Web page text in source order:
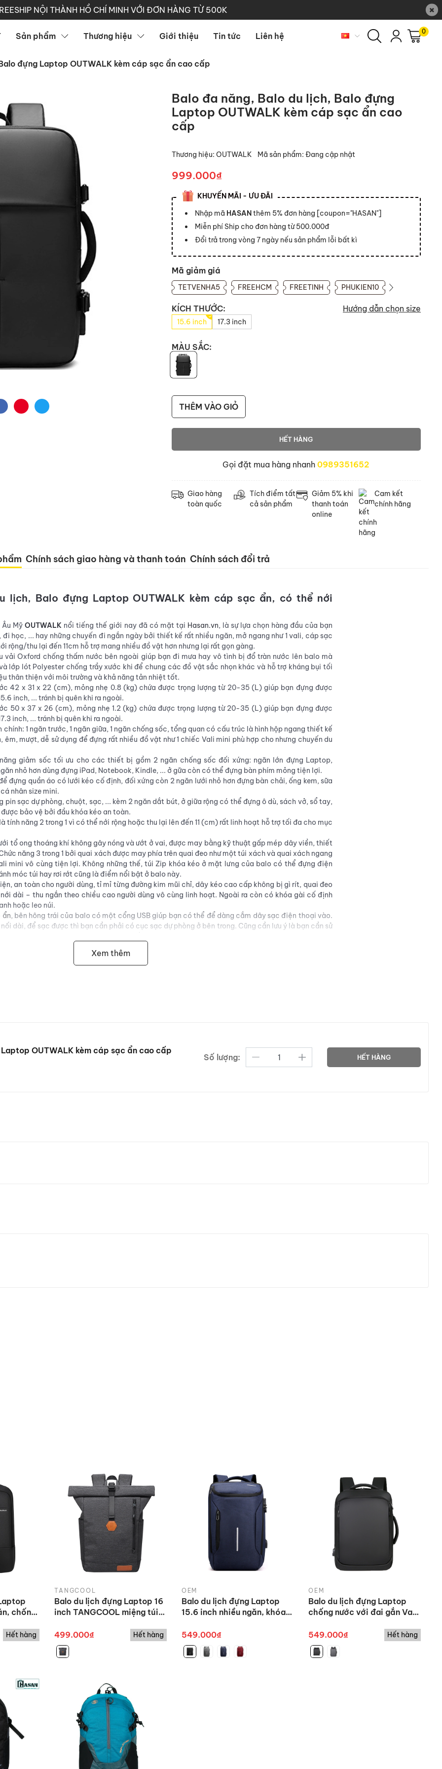
NỘI THÀNH HỒ CHÍ MINH VỚI ĐƠN HÀNG TỪ 500K ×
Sản phẩm Thương hiệu Giới thiệu Tin tức Liên hệ 0
đựng Laptop OUTWALK kèm cáp sạc ẩn cao cấp
Balo đa năng, Balo du lịch, Balo đựng
Laptop OUTWALK kèm cáp sạc ẩn cao
cấp
Thương hiệu: OUTWALK Mã sản phẩm: Đang cập nhật
999.000₫
KHUYẾN MÃI - ƯU ĐÃI
Nhập mã HASANthêm 5% đơn hàng [coupon="HASAN"]
Miễn phí Ship cho đơn hàng từ 500.000đ
Đổi trả trong vòng 7 ngày nếu sản phẩm lỗi bất kì
Mã giảm giá
TETVENHA5 FREEHCM FREETINH PHUKIEN10
KÍCH THƯỚC: Hướng dẫn chọn size
15.6 inch 17.3 inch
MÀU SẮC:
THÊM VÀO GIỎ
HẾT HÀNG
Gọi đặt mua hàng nhanh0989351652
Giao hàng
toàn quốc
Tích điểm tất
cả sản phẩm
Giảm 5% khi
thanh toán
online
Cam kết
chính hãng
Chính sách giao hàng và thanh toán Chính sách đổi trả
lịch, Balo đựng Laptop OUTWALK kèm cáp sạc ẩn, có thể nới
Âu MỹOUTWALK nổi tiếng thế giới nay đã có mặt tại Hasan.vn, là sự lựa chọn hàng đầu của bạn
học, ... hay những chuyến đi ngắn ngày bởi thiết kế rất nhiều ngăn, mở ngang như 1 vali, cáp sạc
rộng/thu lại đến 11cm hỗ trợ mang nhiều đồ vật hơn nhưng lại rất gọn gàng.
Oxford chống thấm nước bên ngoài giúp bạn đi mưa hay vô tình bị đổ tràn nước lên balo mà
lớp lót Polyester chống trầy xước khi để chung các đồ vật sắc nhọn khác và hỗ trợ kháng bụi tối
thân thiện với môi trường và khả năng tản nhiệt tốt.
42 x 31 x 22 (cm), mỏng nhẹ 0.8 (kg) chứa được trọng lượng từ 20-35 (L) giúp bạn đựng được
inch, ... tránh bị quên khi ra ngoài.
50 x 37 x 26 (cm), mỏng nhẹ 1.2 (kg) chứa được trọng lượng từ 20-35 (L) giúp bạn đựng được
inch, ... tránh bị quên khi ra ngoài.
chính: 1 ngăn trước, 1 ngăn giữa, 1 ngăn chống sốc, tổng quan có cấu trúc là hình hộp ngang thiết kế
êm, mượt, dễ sử dụng để đựng rất nhiều đồ vật như 1 chiếc Vali mini phù hợp cho nhưng chuyến du
giảm sốc tối ưu cho các thiết bị gồm 2 ngăn chống sốc đối xứng: ngăn lớn đựng Laptop,
nhỏ hơn dùng đựng iPad, Notebook, Kindle, ... ở gữa còn có thể đựng bàn phím mỏng tiện lợi.
đựng quần áo có lưới kéo cố định, đối xứng còn 2 ngăn lưới nhỏ hơn đựng bàn chải, ống kem, sữa
nhân size mini.
pin sạc dự phòng, chuột, sạc, ... kèm 2 ngăn dắt bút, ở giữa rộng có thể đựng ô dù, sách vở, sổ tay,
bảo vệ bởi đầu khóa kéo an toàn.
tính năng 2 trong 1 vì có thể nới rộng hoặc thu lại lên đến 11 (cm) rất linh hoạt hỗ trợ tối đa cho mục
tổ ong thoáng khí không gây nóng và ướt ở vai, được may bằng kỹ thuật gấp mép dây viền, thiết
năng 3 trong 1 bởi quai xách được may phía trên quai đeo như một túi xách và quai xách ngang
mini vô cùng tiện lợi. Không những thế, túi Zip khóa kéo ở mặt lưng của balo có thể đựng điện
móc túi hay rơi rớt cũng là điểm nổi bật ở balo này.
an toàn cho người dùng, tỉ mỉ từng đường kim mũi chỉ, dây kéo cao cấp không bị gì rít, quai đeo
dài – thu ngắn theo chiều cao người dùng vô cùng linh hoạt. Ngoài ra còn có khóa gài cố định
hoặc leo núi.
ẩn, bên hông trái của balo có một cổng USB giúp bạn có thể để dàng cắm dây sạc điện thoại vào.
dài, để sạc được thì bạn cần phải có cục sạc dự phòng ở bên trong. Cũng cần lưu ý là bạn cần sử
đai ngang ở mặt lưng Balo dùng để gắn vào tay cầm của Vali chống rơi rớt, chống giật, ... vô
Xem thêm
OUTWALK kèm cáp sạc ẩn cao cấp
Số lượng: HẾT HÀNG
chống
Hết hàng
TANGCOOL
Balo du lịch đựng Laptop 16
inch TANGCOOL miệng túi
499.000₫
Hết hàng
OEM
Balo du lịch đựng Laptop
15.6 inch nhiều ngăn, khóa
sạc ẩn tiện lợi
549.000₫
OEM
Balo du lịch đựng Laptop
chống nước với đai gắn Vali,
sạc ẩn
549.000₫ Hết hàng